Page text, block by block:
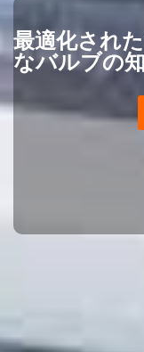
最適化され
なバルブの